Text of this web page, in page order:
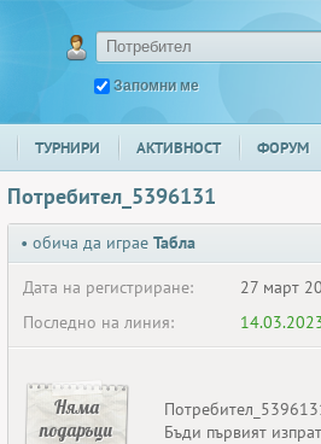
Запомни ме
ТУРНИРИ АКТИВНОСТ ФОРУМ
Потребител_5396131
• обича да играе Табла
Дата на регистриране:
27 март
Последно на линия:
Няма
подаръци
Бъди първият